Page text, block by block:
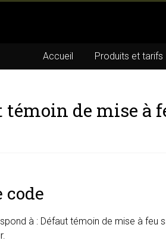
Accueil Produits et tarifs
de mise à
code
à : Défaut témoin de mise à feu